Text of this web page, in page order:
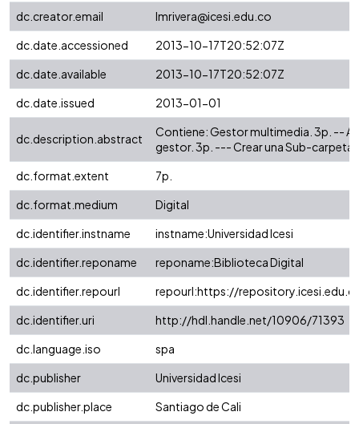
dc.creator.email
lmrivera@icesi.edu.co
dc.date.accessioned
2013-10-17T20:52:07Z
dc.date.available
2013-10-17T20:52:07Z
dc.date.issued
2013-01-01
dc.description.abstract
Contiene: Gestor multimedia. 3p. --
gestor. 3p. --- Crear una Sub-carpeta.
dc.format.extent
7p.
dc.format.medium
Digital
dc.identifier.instname
instname:Universidad Icesi
dc.identifier.reponame
reponame:Biblioteca Digital
dc.identifier.repourl
repourl:https://
dc.identifier.uri
http://hdl.handle.net/10906/71393
dc.language.iso
spa
dc.publisher
Universidad Icesi
dc.publisher.place
Santiago de Cali